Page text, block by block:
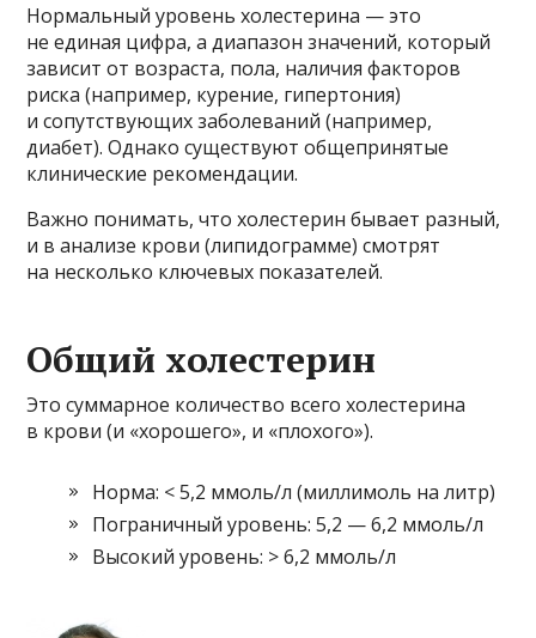
Нормальный уровень холестерина — это
не единая цифра, а диапазон значений, который
зависит от возраста, пола, наличия факторов
риска (например, курение, гипертония)
и сопутствующих заболеваний (например,
диабет). Однако существуют общепринятые
клинические рекомендации.
Важно понимать, что холестерин бывает разный,
и в анализе крови (липидограмме) смотрят
на несколько ключевых показателей.
Общий холестерин
Это суммарное количество всего холестерина
в крови (и «хорошего», и «плохого»).
Норма: < 5,2 ммоль/л (миллимоль на литр)
Пограничный уровень: 5,2 — 6,2 ммоль/л
Высокий уровень: > 6,2 ммоль/л